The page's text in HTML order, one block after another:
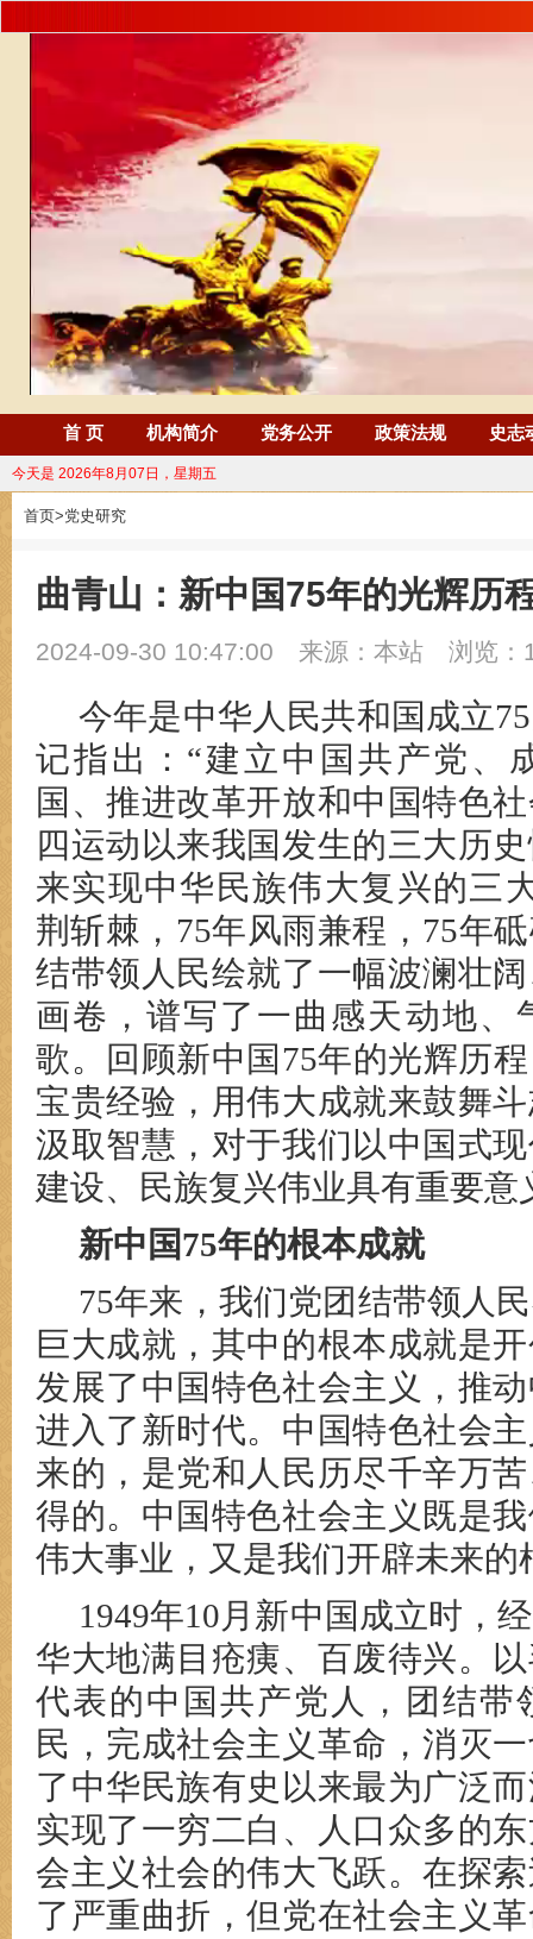
首 页 机构简介 党务公开 政策法规 史志
今天是 2026年8月07日，星期五
首页>党史研究
曲青山：新中国75年的光辉历
2024-09-30 10:47:00 来源：本站 浏览：
今年是中华人民共和国成立
记指出：“建立中国共产党、
国、推进改革开放和中国特色
四运动以来我国发生的三大历
来实现中华民族伟大复兴的三
荆斩棘，75年风雨兼程，75年
结带领人民绘就了一幅波澜壮
画卷，谱写了一曲感天动地、
歌。回顾新中国75年的光辉历
宝贵经验，用伟大成就来鼓舞
汲取智慧，对于我们以中国式
建设、民族复兴伟业具有重要意
新中国75年的根本成就
75年来，我们党团结带领人
巨大成就，其中的根本成就是
发展了中国特色社会主义，推
进入了新时代。中国特色社会
来的，是党和人民历尽千辛万
得的。中国特色社会主义既是
伟大事业，又是我们开辟未来的
1949年10月新中国成立时，
华大地满目疮痍、百废待兴。
代表的中国共产党人，团结带
民，完成社会主义革命，消灭
了中华民族有史以来最为广泛
实现了一穷二白、人口众多的
会主义社会的伟大飞跃。在探
了严重曲折，但党在社会主义